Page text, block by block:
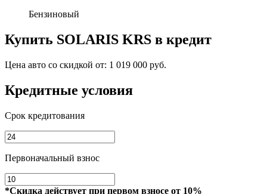
Бензиновый
Купить SOLARIS KRS в кредит
Цена авто со скидкой от: 1 019 000 руб.
Кредитные условия
Срок кредитования
Первоначальный взнос
*Скидка действует при первом взносе от 10%